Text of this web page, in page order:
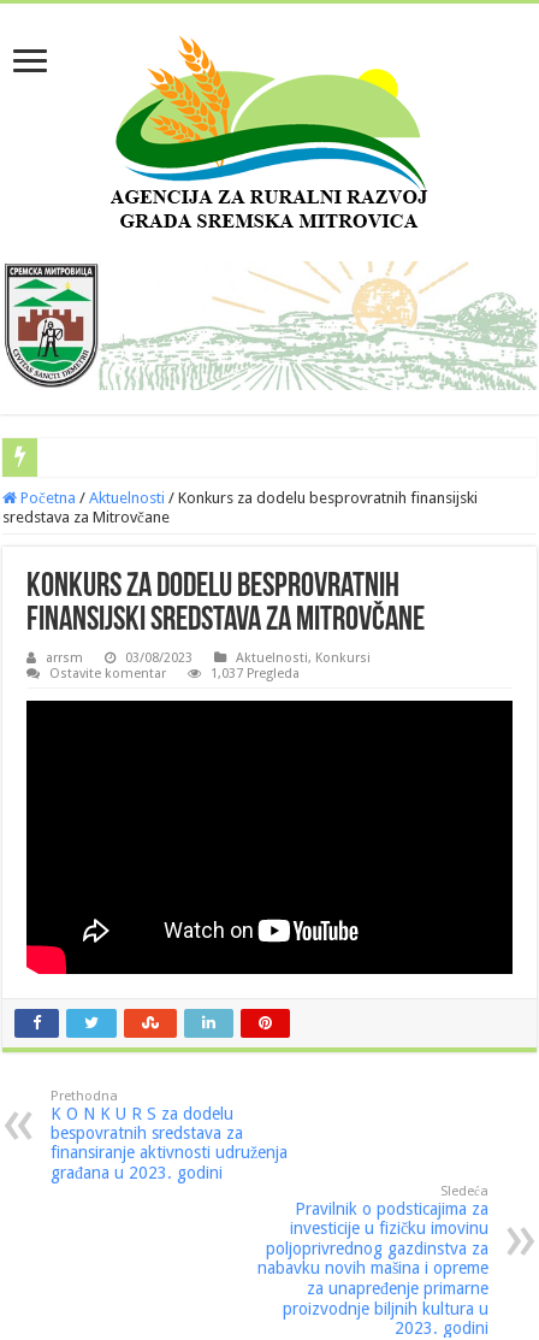
PRAVILNIК O DODELI SREDSTAVA ZA SUFINANSIRANJE INVESTICIJA U
Početna / Aktuelnosti / Konkurs za dodelu besprovratnih finansijski
sredstava za Mitrovčane
Konkurs za dodelu besprovratnih
finansijski sredstava za Mitrovčane
arrsm 03/08/2023 Aktuelnosti, Konkursi
Ostavite komentar
1,037 Pregleda
Prethodna
K O N K U R S za dodelu
bespovratnih sredstava za
finansiranje aktivnosti udruženja
građana u 2023. godini
Sledeća
Pravilnik o podsticajima za
investicije u fizičku imovinu
poljoprivrednog gazdinstva za
nabavku novih mašina i opreme
za unapređenje primarne
proizvodnje biljnih kultura u
2023. godini